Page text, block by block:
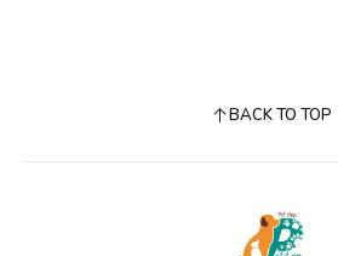
BACK TO TOP